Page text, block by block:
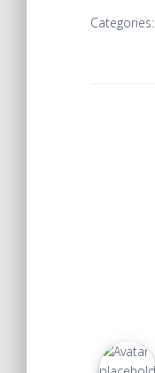
Categories: